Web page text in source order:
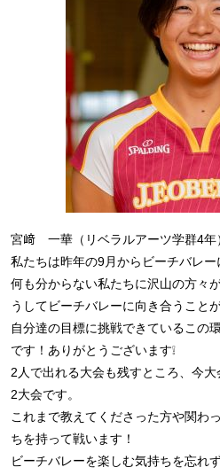
宮﨑 一華（リベラルアーツ学群4年
私たちは昨年の9月からビーチバレー
何も分からない私たちに沢山の方々
うしてビーチバレーに向き合うこと
自分達の目標に挑戦できているこの
です！ありがとうございます❕
2人で出れる大会も残すところ、今
2大会です。
これまで教えてくださった方や関わ
ちを持って戦います！
ビーチバレーを楽しむ気持ちを忘れ